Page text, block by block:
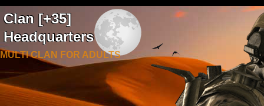
Clan [+35]
Headquarters
MULTI CLAN FOR ADULTS